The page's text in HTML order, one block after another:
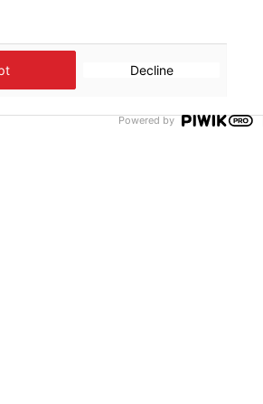
les structures de santé.
EN UKRAINE
Decline
Powered by